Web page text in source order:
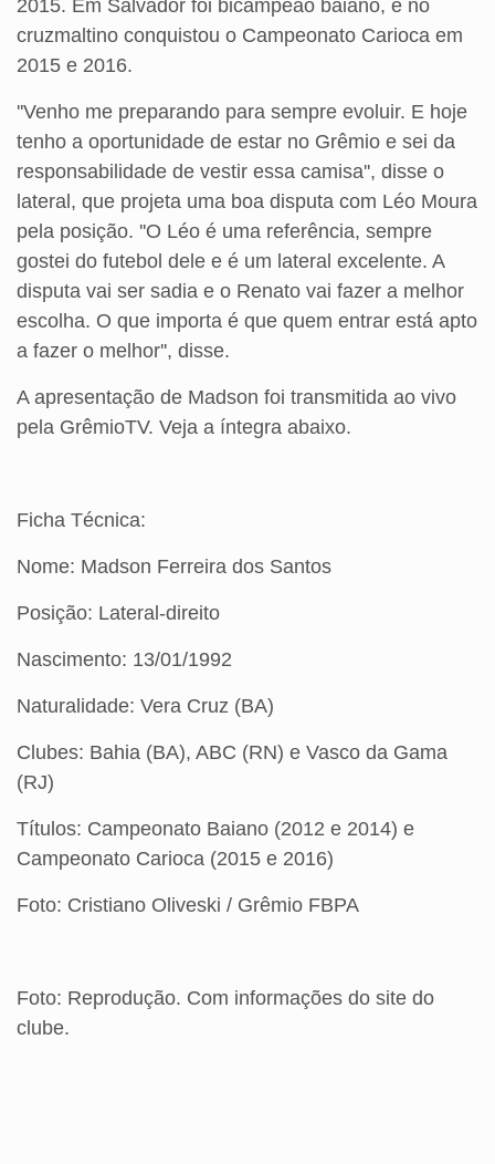
2015. Em Salvador foi bicampeão baiano, e no
cruzmaltino conquistou o Campeonato Carioca em
2015 e 2016.
''Venho me preparando para sempre evoluir. E hoje
tenho a oportunidade de estar no Grêmio e sei da
responsabilidade de vestir essa camisa'', disse o
lateral, que projeta uma boa disputa com Léo Moura
pela posição. ''O Léo é uma referência, sempre
gostei do futebol dele e é um lateral excelente. A
disputa vai ser sadia e o Renato vai fazer a melhor
escolha. O que importa é que quem entrar está apto
a fazer o melhor'', disse.
A apresentação de Madson foi transmitida ao vivo
pela GrêmioTV. Veja a íntegra abaixo.
Ficha Técnica:
Nome: Madson Ferreira dos Santos
Posição: Lateral-direito
Nascimento: 13/01/1992
Naturalidade: Vera Cruz (BA)
Clubes: Bahia (BA), ABC (RN) e Vasco da Gama
(RJ)
Títulos: Campeonato Baiano (2012 e 2014) e
Campeonato Carioca (2015 e 2016)
Foto: Cristiano Oliveski / Grêmio FBPA
Foto: Reprodução. Com informações do site do
clube.